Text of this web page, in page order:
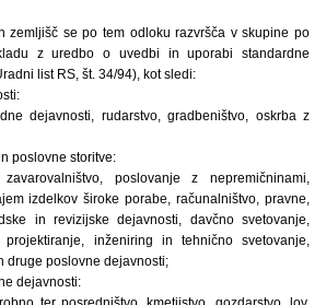
zemljišč se po tem odloku razvršča v skupine po
z uredbo o uvedbi in uporabi standardne
list RS, št. 34/94), kot sledi:
dejavnosti, rudarstvo, gradbeništvo, oskrba z
poslovne storitve:
poslovanje z nepremičninami,
izdelkov široke porabe, računalništvo, pravne,
in revizijske dejavnosti, davčno svetovanje,
projektiranje, inženiring in tehnično svetovanje,
druge poslovne dejavnosti;
dejavnosti: